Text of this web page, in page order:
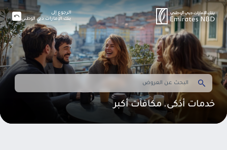
خدمات أذكى. مكافآت أكبر
الرجوع إلى
بنك الإمارات دبي الوطني